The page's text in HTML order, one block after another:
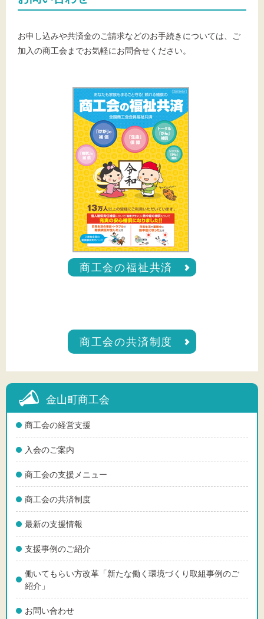
金山町商工会
商工会の経営支援
入会のご案内
商工会の支援メニュー
商工会の共済制度
最新の支援情報
支援事例のご紹介
働いてもらい方改革「新たな働く環境づくり取組事例のご
紹介」
お問い合わせ
お申し込みや共済金のご請求などのお手続きについては、ご
加入の商工会までお気軽にお問合せください。
商工会の福祉共済
商工会の共済制度